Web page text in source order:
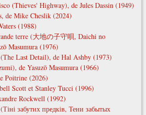
(Thieves' Highway), de Jules Dassin (1949)
de Mike Cheslik (2024)
(1988)
terre (大地の子守唄, Daichi no
Masumura (1976)
Last Detail), de Hal Ashby (1973)
de Yasuzō Masumura (1966)
Poitrine (2026)
Scott et Stanley Tucci (1996)
Rockwell (1992)
забутих предків, Тени забытых